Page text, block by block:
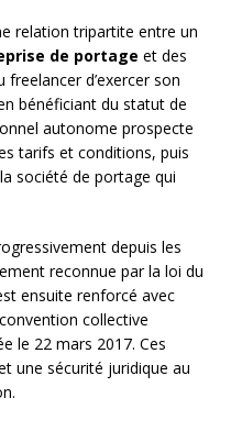
relation tripartite entre un
de portage et des
d’exercer son
bénéficiant du statut de
autonome prospecte
tarifs et conditions, puis
société de portage qui
depuis les
reconnue par la loi du
ensuite renforcé avec
collective
le 22 mars 2017. Ces
une sécurité juridique au